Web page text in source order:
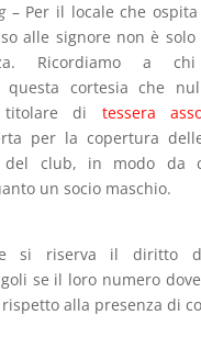
– Per il locale che
alle signore non è solo
Ricordiamo a chi
questa cortesia che
titolare di tessera
per la copertura
del club, in modo da
un socio maschio.
si riserva il diritto
se il loro numero
alla presenza di